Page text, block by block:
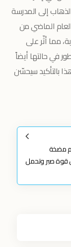
إلى المدرسة
الماضي من
مما أثّر على
في حالتها أيضاً
بالتأكيد سيحسّن
مضخة
قوة صبر وتحمل